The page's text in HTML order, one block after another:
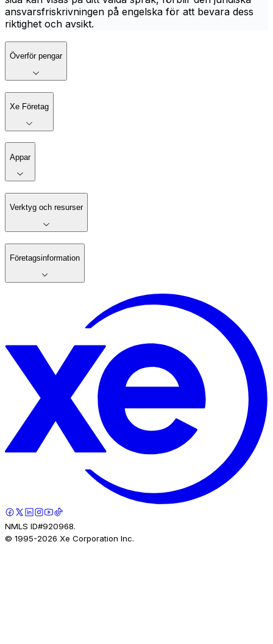
ansvarsfriskrivningen på engelska för att bevara dess
riktighet och avsikt.
Överför pengar
Xe Företag
Appar
Verktyg och resurser
Företagsinformation
NMLS ID#920968.
© 1995-2026 Xe Corporation Inc.